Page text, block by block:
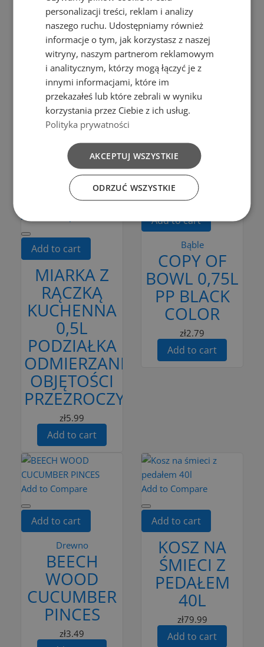
Add to cart
Pieczenie
CAKE CUPS
" TWIST"
PATTERN 65
MM - PCS.
zł5.49
Add to cart
Add to cart
Liść i Dąb
CHOPPING
BOARD
TERESKA
20/32CM
zł25.30
Add to Compare
Add to cart
MIARKA Z
RĄCZKĄ
KUCHENNA
0,5L
PODZIAŁKA
ODMIERZANIE
OBJĘTOŚCI
PRZEZROCZYSTA
zł5.99
Add to cart
Add to Compare
Add to cart
Bąble
COPY OF
BOWL 0,75L
PP BLACK
COLOR
zł2.79
Add to cart
Add to Compare
Add to cart
Drewno
BEECH
WOOD
CUCUMBER
PINCES
zł3.49
Add to Compare
Add to cart
KOSZ NA
ŚMIECI Z
PEDAŁEM
40L
zł79.99
Add to cart
personalizacji treści, reklam i analizy
naszego ruchu. Udostępniamy również
informacje o tym, jak korzystasz z naszej
witryny, naszym partnerom reklamowym
i analitycznym, którzy mogą łączyć je z
innymi informacjami, które im
przekazałeś lub które zebrali w wyniku
korzystania przez Ciebie z ich usług.
Polityka prywatności
AKCEPTUJ WSZYSTKIE
ODRZUĆ WSZYSTKIE